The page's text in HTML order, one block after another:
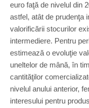
euro faţă de nivelul din
astfel, atât de prudenţa
valorificării stocurilor
intermediere. Pentru
estimează o evoluţie
uneltelor de mână, în
cantităţilor
nivelul anului anterior,
interesului pentru